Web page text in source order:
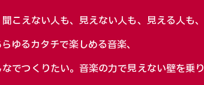
こえない人も、見えない人も、見える人も、
ゆるカタチで楽しめる音楽、
でつくりたい。音楽の力で見えない壁を乗り